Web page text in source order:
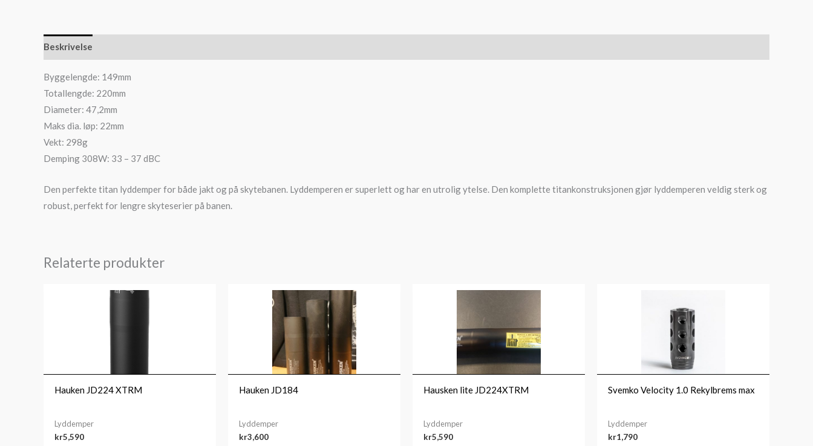
Beskrivelse
Byggelengde: 149mm
Totallengde: 220mm
Diameter: 47,2mm
Maks dia. løp: 22mm
Vekt: 298g
Demping 308W: 33 – 37 dBC
Den perfekte titan lyddemper for både jakt og på skytebanen. Lyddemperen er superlett og har en utrolig ytelse. Den komplette titankonstruksjonen gjør lyddemperen veldig sterk og
robust, perfekt for lengre skyteserier på banen.
Relaterte produkter
Hauken JD224 XTRM
Lyddemper
kr5,590
Hauken JD184
Lyddemper
kr3,600
Hausken lite JD224XTRM
Lyddemper
kr5,590
Svemko Velocity 1.0 Rekylbrems max
Lyddemper
kr1,790